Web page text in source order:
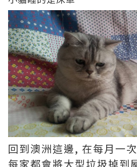
回到澳洲這邊, 在每月一
每家都會將大型垃圾掉到